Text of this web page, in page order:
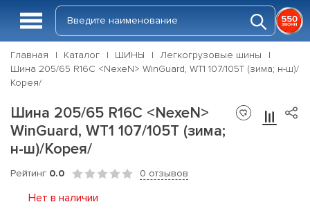
Главная Каталог ШИНЫ
Легкогрузовые шины
Шина 205/65 R16C <NexeN> WinGuard, WT1 107/105T (зима; н-ш)/
Корея/
Шина 205/65 R16C <NexeN>
WinGuard, WT1 107/105T (зима;
н-ш)/Корея/
Рейтинг 0.0 0 отзывов
Нет в наличии